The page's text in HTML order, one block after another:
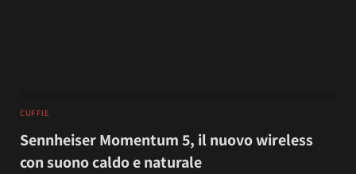
CUFFIE
Sennheiser Momentum 5, il nuovo wireless
con suono caldo e naturale